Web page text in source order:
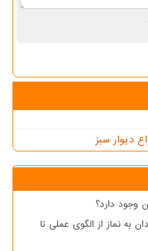
دیوار سبز
وجود دارد؟
به نماز از الگوی عملی تا